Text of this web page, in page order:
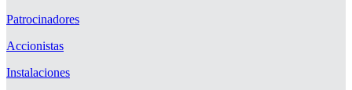
Patrocinadores
Accionistas
Instalaciones